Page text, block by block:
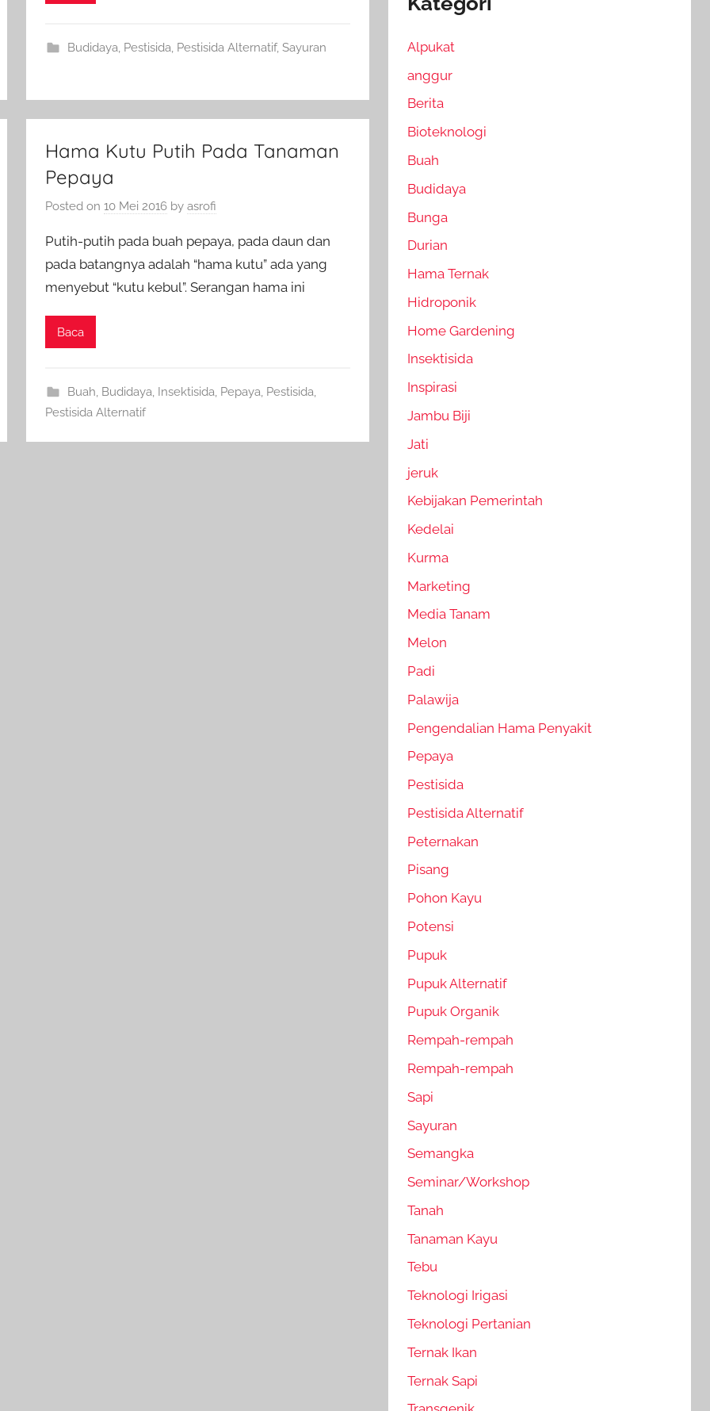
Budidaya Pestisida Pestisida Alternatif, Sayuran
Hama Kutu Putih Pada Tanaman
Pepaya
Posted on10 Mei 2016 byasrofi
Putih-putih pada buah pepaya, pada daun dan
pada batangnya adalah “hama kutu” ada yang
menyebut “kutu kebul”. Serangan hama ini
Baca
Buah, Budidaya, Insektisida, Pepaya, Pestisida,
Pestisida Alternatif
Alpukat
anggur
Berita
Bioteknologi
Buah
Budidaya
Bunga
Durian
Hama Ternak
Hidroponik
Home Gardening
Insektisida
Inspirasi
Jambu Biji
Jati
jeruk
Kebijakan Pemerintah
Kedelai
Kurma
Marketing
Media Tanam
Melon
Padi
Palawija
Pengendalian Hama Penyakit
Pepaya
Pestisida
Pestisida Alternatif
Peternakan
Pisang
Pohon Kayu
Potensi
Pupuk
Pupuk Alternatif
Pupuk Organik
Rempah-rempah
Rempah-rempah
Sapi
Sayuran
Semangka
Seminar/Workshop
Tanah
Tanaman Kayu
Tebu
Teknologi Irigasi
Teknologi Pertanian
Ternak Ikan
Ternak Sapi